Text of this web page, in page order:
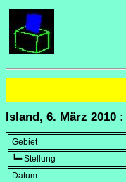
Island, 6. März 2010
Gebiet
┗━ Stellung
Datum